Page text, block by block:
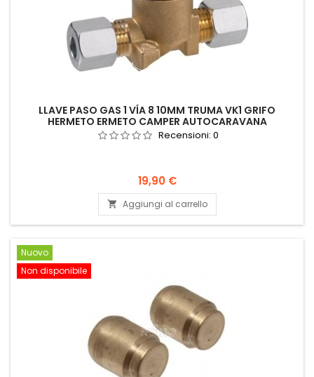
LLAVE PASO GAS 1 VÍA 8 10MM TRUMA VK1 GRIFO
HERMETO ERMETO CAMPER AUTOCARAVANA
Recensioni: 0
Prezzo
19,90 €
 Aggiungi al carrello
Nuovo
Non disponibile